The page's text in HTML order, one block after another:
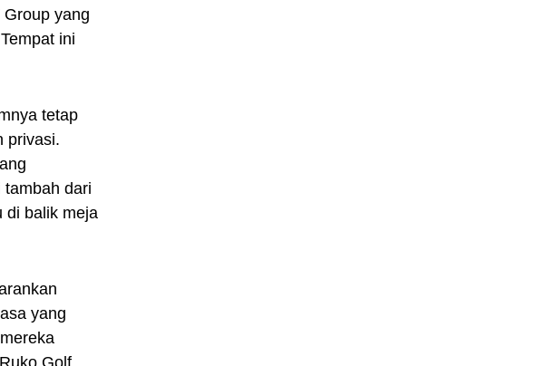
yang
ini
tetap
privasi.
dari
di balik meja
yang
Golf